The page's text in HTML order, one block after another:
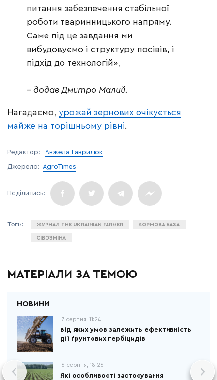
питання забезпечення стабільної
роботи тваринницького напряму.
Саме під це завдання ми
вибудовуємо і структуру посівів, і
підхід до технологій»,
– додав Дмитро Малий.
Нагадаємо, урожай зернових очікується
майже на торішньому рівні.
Редактор: Анжела Гаврилюк
Джерело: AgroTimes
ЖУРНАЛ THE UKRAINIAN FARMER КОРМОВА БАЗА
СІВОЗМІНА
МАТЕРІАЛИ ЗА ТЕМОЮ
7 серпня, 11:24
Від яких умов залежить ефективність
дії ґрунтових гербіцидів
6 серпня, 18:26
Які особливості застосування